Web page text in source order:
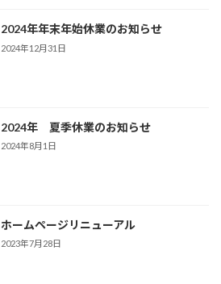
2024年年末年始休業のお知らせ
2024年12月31日
2024年 夏季休業のお知らせ
2024年8月1日
ホームページリニューアル
2023年7月28日